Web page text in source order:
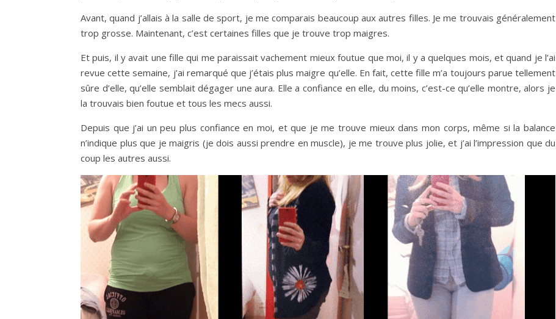
Avant, quand j’allais à la salle de sport, je me comparais beaucoup aux autres filles. Je me trouvais généralement
trop grosse. Maintenant, c’est certaines filles que je trouve trop maigres.
Et puis, il y avait une fille qui me paraissait vachement mieux foutue que moi, il y a quelques mois, et quand je l’ai
revue cette semaine, j’ai remarqué que j’étais plus maigre qu’elle. En fait, cette fille m’a toujours parue tellement
sûre d’elle, qu’elle semblait dégager une aura. Elle a confiance en elle, du moins, c’est-ce qu’elle montre, alors je
la trouvais bien foutue et tous les mecs aussi.
Depuis que j’ai un peu plus confiance en moi, et que je me trouve mieux dans mon corps, même si la balance
n’indique plus que je maigris (je dois aussi prendre en muscle), je me trouve plus jolie, et j’ai l’impression que du
coup les autres aussi.